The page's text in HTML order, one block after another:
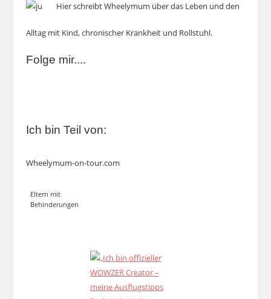
Hier schreibt Wheelymum über das Leben und den
Alltag mit Kind, chronischer Krankheit und Rollstuhl.
Folge mir....
Ich bin Teil von:
Wheelymum-on-tour.com
Eltern mit
Behinderungen